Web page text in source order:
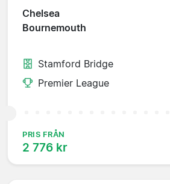
Chelsea
Bournemouth
Stamford Bridge
Premier League
PRIS FRÅN
2 776 kr